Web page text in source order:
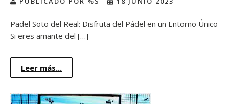
Padel Soto del Real: Disfruta del Pádel en un Entorno Único
Si eres amante del […]
Leer más...